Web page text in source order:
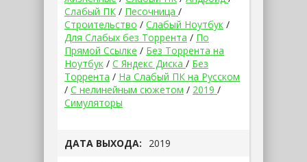
ДАТА ВЫХОДА: 2019
Слабый ПК / Песочница /
Строительство / Слабый Ноутбук /
Для Слабых без Торрента / По
Прямой Ссылке / Без Торрента на
Ноутбук / С Яндекс Диска / Без
Торрента / На Слабый ПК на Русском
/ С нелинейным сюжетом / 2019 /
Симуляторы